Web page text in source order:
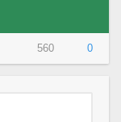
560 0